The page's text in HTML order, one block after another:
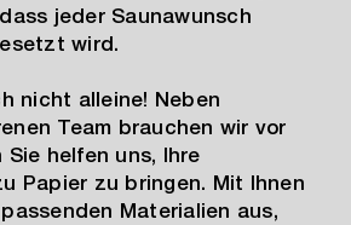
jeder Saunawunsch
wird.
nicht alleine! Neben
Team brauchen wir vor
Sie helfen uns, Ihre
Papier zu bringen. Mit Ihnen
Materialien aus,